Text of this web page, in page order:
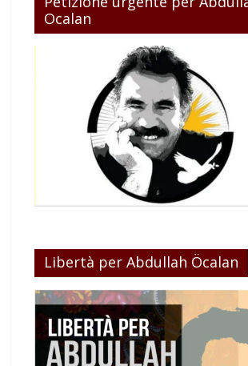
Ocalan
Libertà per Abdullah Öcalan